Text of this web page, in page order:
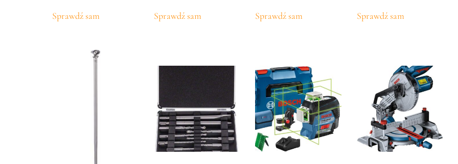
Sprawdź sam Sprawdź sam Sprawdź sam Sprawdź sam